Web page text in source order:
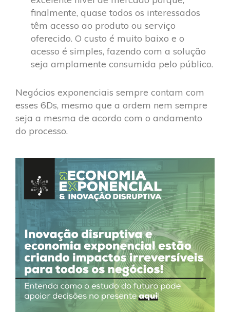
finalmente, quase todos os interessados
têm acesso ao produto ou serviço
oferecido. O custo é muito baixo e o
acesso é simples, fazendo com a solução
seja amplamente consumida pelo público.
Negócios exponenciais sempre contam com
esses 6Ds, mesmo que a ordem nem sempre
seja a mesma de acordo com o andamento
do processo.